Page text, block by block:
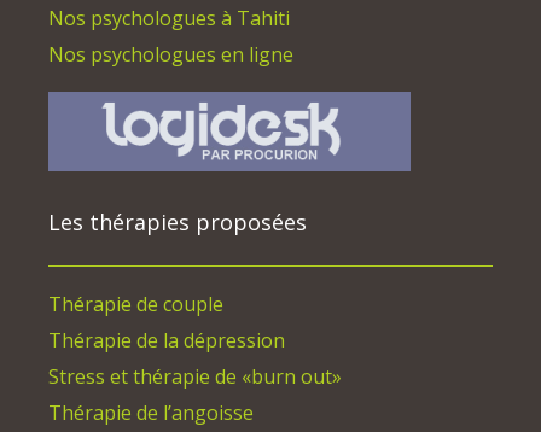
Nos psychologues à Tahiti
Nos psychologues en ligne
Les thérapies proposées
Thérapie de couple
Thérapie de la dépression
Stress et thérapie de «burn out»
Thérapie de l’angoisse